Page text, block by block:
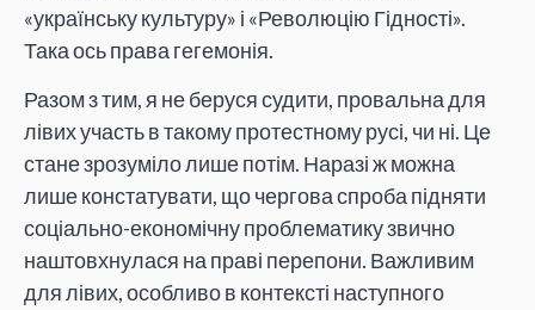
«українську культуру» і «Революцію Гідності».
Така ось права гегемонія.
Разом з тим, я не беруся судити, провальна для
лівих участь в такому протестному русі, чи ні. Це
стане зрозуміло лише потім. Наразі ж можна
лише констатувати, що чергова спроба підняти
соціально-економічну проблематику звично
наштовхнулася на праві перепони. Важливим
для лівих, особливо в контексті наступного